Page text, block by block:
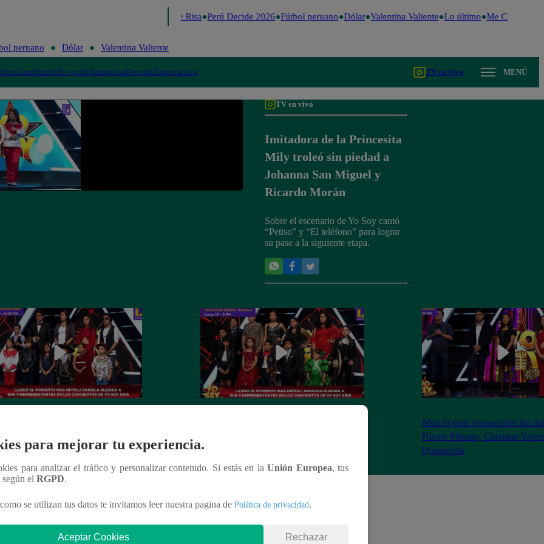
Me Caigo de Risa Perú Decide 2026 Fútbol peruano Dólar Valentina Valiente Lo último Me Caigo de
peruano Dólar Valentina Valiente
LimaMundoTe ayudoTendenciasDeportesEspectáculos TV en vivo MENÚ
TV en vivo
Imitadora de la Princesita
Mily troleó sin piedad a
Johanna San Miguel y
Ricardo Morán
Sobre el escenario de Yo Soy cantó
“Petiso” y “El teléfono” para lograr
su pase a la siguiente etapa.
conciertos
Mira el gran versus entre los
Nicole Pillman, Christian
Quintanilla
para mejorar tu experiencia.
para analizar el tráfico y personalizar contenido. Si estás en laUnión Europea, tus
según el RGPD.
se utilizan tus datos te invitamos leer nuestra pagina de Política de privacidad.
Aceptar Cookies Rechazar